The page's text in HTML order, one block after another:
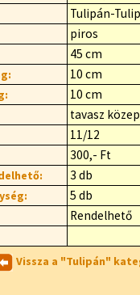
Tulipán-
piros
45 cm
10 cm
10 cm
tavasz
11/12
300,- Ft
3 db
5 db
Rendelhető
Vissza a "Tulipán"